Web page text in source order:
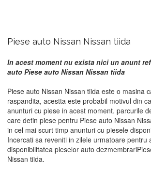
Piese auto Nissan Nissan tiida
In acest moment nu exista nici un anunt
auto Piese auto Nissan Nissan tiida
Piese auto Nissan Nissan tiida este o masina
raspandita, acestta este probabil motivul din
anunturi cu piese in acest moment. parcurile
care detin piese pentru Piese auto Nissan
in cel mai scurt timp anunturi cu piesele
Incercati sa reveniti in zilele urmatoare pentru
disponibilitatea pieselor auto
Nissan tiida.